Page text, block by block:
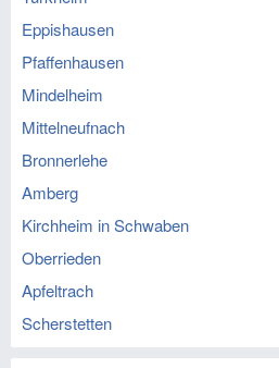
Eppishausen
Pfaffenhausen
Mindelheim
Mittelneufnach
Bronnerlehe
Amberg
Kirchheim in Schwaben
Oberrieden
Apfeltrach
Scherstetten